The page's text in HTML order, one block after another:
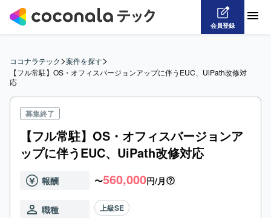
会員登録
ココナラテック>案件を探す>
【フル常駐】OS・オフィスバージョンアップに伴うEUC、UiPath改修対
応
募集終了
【フル常駐】OS・オフィスバージョンア
ップに伴うEUC、UiPath改修対応
報酬 〜560,000円/月
職種 上級SE